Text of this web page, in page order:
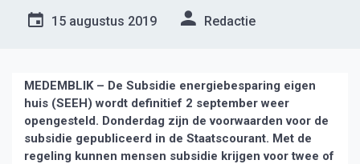
15 augustus 2019 Redactie
MEDEMBLIK – De Subsidie energiebesparing eigen
huis (SEEH) wordt definitief 2 september weer
opengesteld. Donderdag zijn de voorwaarden voor de
subsidie gepubliceerd in de Staatscourant. Met de
regeling kunnen mensen subsidie krijgen voor twee of